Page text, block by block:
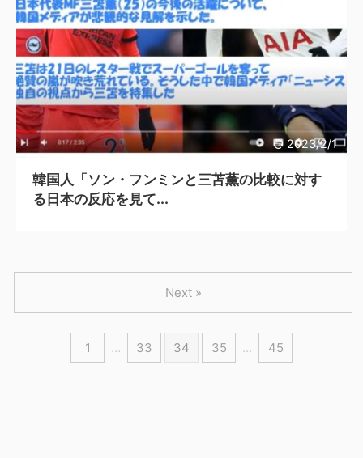
2023/2/1
韓国人「ソン・フンミンと三苫薫の比較に対す
る日本の反応を見て...
1 … 33 34 35 … 45
Next »